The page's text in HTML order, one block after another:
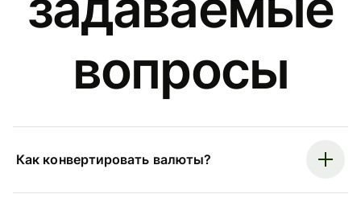
вопросы
Как конвертировать валюты?